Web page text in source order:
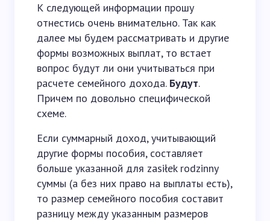
К следующей информации прошу
отнестись очень внимательно. Так как
далее мы будем рассматривать и другие
формы возможных выплат, то встает
вопрос будут ли они учитываться при
расчете семейного дохода. Будут.
Причем по довольно специфической
схеме.
Если суммарный доход, учитывающий
другие формы пособия, составляет
больше указанной для zasiłek rodzinny
суммы (а без них право на выплаты есть),
то размер семейного пособия составит
разницу между указанным размеров